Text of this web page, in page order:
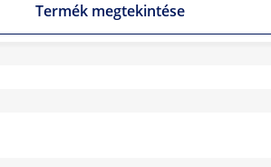
Termék megtekintése